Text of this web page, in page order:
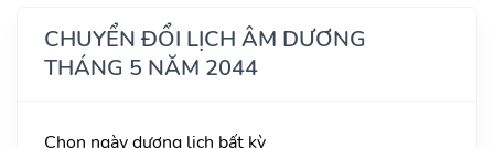
CHUYỂN ĐỔI LỊCH ÂM DƯƠNG
THÁNG 5 NĂM 2044
Chọn ngày dương lịch bất kỳ